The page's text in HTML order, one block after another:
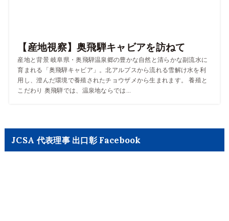
【産地視察】奥飛騨キャビアを訪ねて
産地と背景 岐阜県・奥飛騨温泉郷の豊かな自然と清らかな副流水に
育まれる「奥飛騨キャビア」。北アルプスから流れる雪解け水を利
用し、澄んだ環境で養殖されたチョウザメから生まれます。 養殖と
こだわり 奥飛騨では、温泉地ならでは...
JCSA 代表理事 出口彰 Facebook